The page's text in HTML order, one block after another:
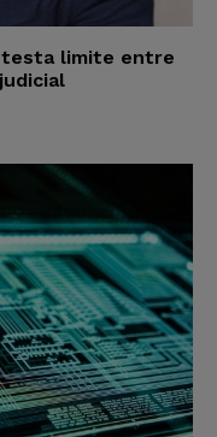
testa limite entre